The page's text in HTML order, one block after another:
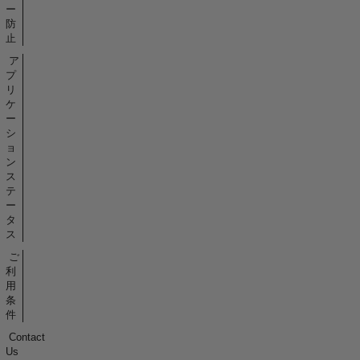
ー
防
止
ア
プ
リ
ケ
ー
シ
ョ
ン
ス
テ
ー
タ
ス
ご
利
用
条
件
Contact
Us